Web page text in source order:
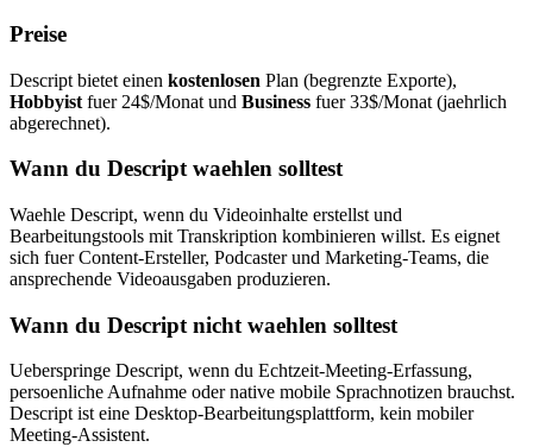
Preise
Descript bietet einen kostenlosen Plan (begrenzte Exporte),
Hobbyist fuer 24$/Monat und Business fuer 33$/Monat (jaehrlich
abgerechnet).
Wann du Descript waehlen solltest
Waehle Descript, wenn du Videoinhalte erstellst und
Bearbeitungstools mit Transkription kombinieren willst. Es eignet
sich fuer Content-Ersteller, Podcaster und Marketing-Teams, die
ansprechende Videoausgaben produzieren.
Wann du Descript nicht waehlen solltest
Ueberspringe Descript, wenn du Echtzeit-Meeting-Erfassung,
persoenliche Aufnahme oder native mobile Sprachnotizen brauchst.
Descript ist eine Desktop-Bearbeitungsplattform, kein mobiler
Meeting-Assistent.